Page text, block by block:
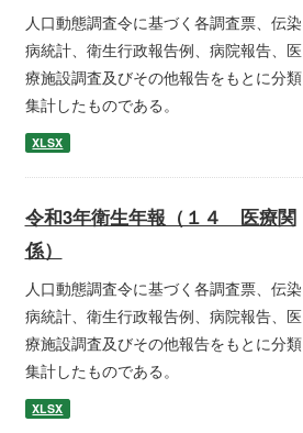
人口動態調査令に基づく各調査票、伝染
病統計、衛生行政報告例、病院報告、医
療施設調査及びその他報告をもとに分類
集計したものである。
XLSX
令和3年衛生年報（１４ 医療関
係）
人口動態調査令に基づく各調査票、伝染
病統計、衛生行政報告例、病院報告、医
療施設調査及びその他報告をもとに分類
集計したものである。
XLSX